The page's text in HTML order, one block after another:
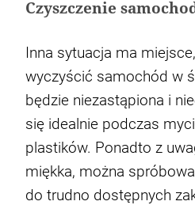
Czyszczenie
Inna sytuacja ma
wyczyścić samochód w
będzie niezastąpiona i
się idealnie podczas
plastików. Ponadto z
miękka, można
do trudno dostępnych